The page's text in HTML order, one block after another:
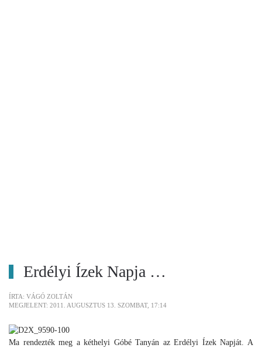
Erdélyi Ízek Napja …
ÍRTA: VÁGÓ ZOLTÁN
MEGJELENT: 2011. AUGUSZTUS 13. SZOMBAT, 17:14
Ma rendezték meg a kéthelyi Góbé Tanyán az Erdélyi Ízek Napját. A